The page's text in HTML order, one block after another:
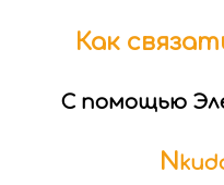
Как
С помощью
N